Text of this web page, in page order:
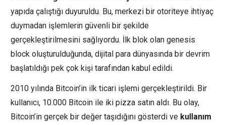
yapıda çalıştığı duyuruldu. Bu, merkezi bir otoriteye ihtiyaç
duymadan işlemlerin güvenli bir şekilde
gerçekleştirilmesini sağlıyordu. İlk blok olan genesis
block oluşturulduğunda, dijital para dünyasında bir devrim
başlatıldığı pek çok kişi tarafından kabul edildi.
2010 yılında Bitcoin’in ilk ticari işlemi gerçekleştirildi. Bir
kullanıcı, 10.000 Bitcoin ile iki pizza satın aldı. Bu olay,
Bitcoin’in gerçek bir değer taşıdığını gösterdi ve kullanım